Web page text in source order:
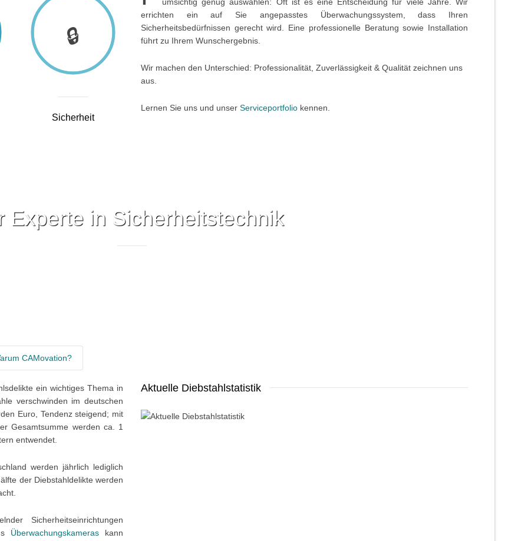
Sicherheit
errichten ein auf Sie angepasstes Überwachungssystem, dass Ihren
Sicherheitsbedürfnissen gerecht wird. Eine professionelle Beratung sowie Installation
führt zu Ihrem Wunschergebnis.
Wir machen den Unterschied: Professionalität, Zuverlässigkeit & Qualität zeichnen uns
aus.
Lernen Sie uns und unser Serviceportfolio kennen.
Experte in Sicherheitstechnik
CAMovation?
ein wichtiges Thema in
verschwinden im deutschen
Euro, Tendenz steigend; mit
Gesamtsumme werden ca. 1
entwendet.
werden jährlich lediglich
der Diebstahldelikte werden
Sicherheitseinrichtungen
Überwachungskameras kann
Aktuelle Diebstahlstatistik